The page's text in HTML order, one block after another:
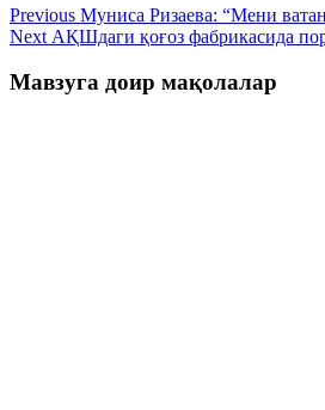
Previous Муниса Ризаева: “Мени
Next АҚШдаги қоғоз фабрикасида
Мавзуга доир мақолалар